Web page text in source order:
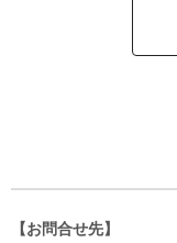
【お問合せ先】